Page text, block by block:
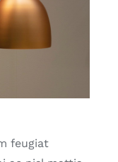
feugiat